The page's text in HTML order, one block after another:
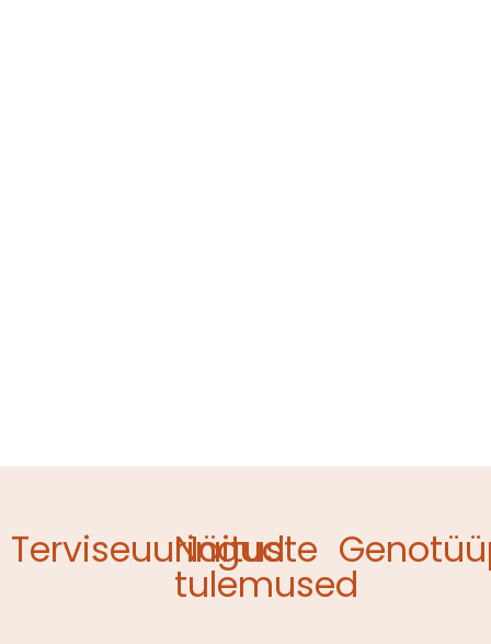
Terviseuuringud
Näituste
tulemused